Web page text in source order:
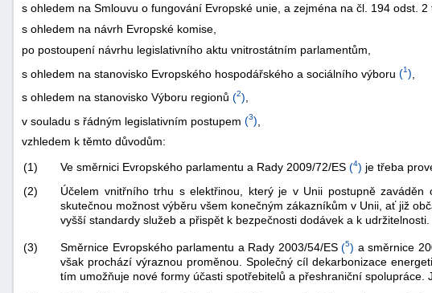
s ohledem na Smlouvu o fungování Evropské unie, a zejména na čl. 194 odst. 2
s ohledem na návrh Evropské komise,
po postoupení návrhu legislativního aktu vnitrostátním parlamentům,
s ohledem na stanovisko Evropského hospodářského a sociálního výboru (1)
s ohledem na stanovisko Výboru regionů (2)
v souladu s řádným legislativním postupem (3)
vzhledem k těmto důvodům:
(1)
Ve směrnici Evropského parlamentu a Rady 2009/72/ES (4) je třeba
(2)
Účelem vnitřního trhu s elektřinou, který je v Unii postupně
skutečnou možnost výběru všem konečným zákazníkům v Unii, ať již
vyšší standardy služeb a přispět k bezpečnosti dodávek a k udržitelnosti.
(3) Směrnice Evropského parlamentu a Rady 2003/54/ES(5) a směrnice
však prochází výraznou proměnou. Společný cíl dekarbonizace
tím umožňuje nové formy účasti spotřebitelů a přeshraniční